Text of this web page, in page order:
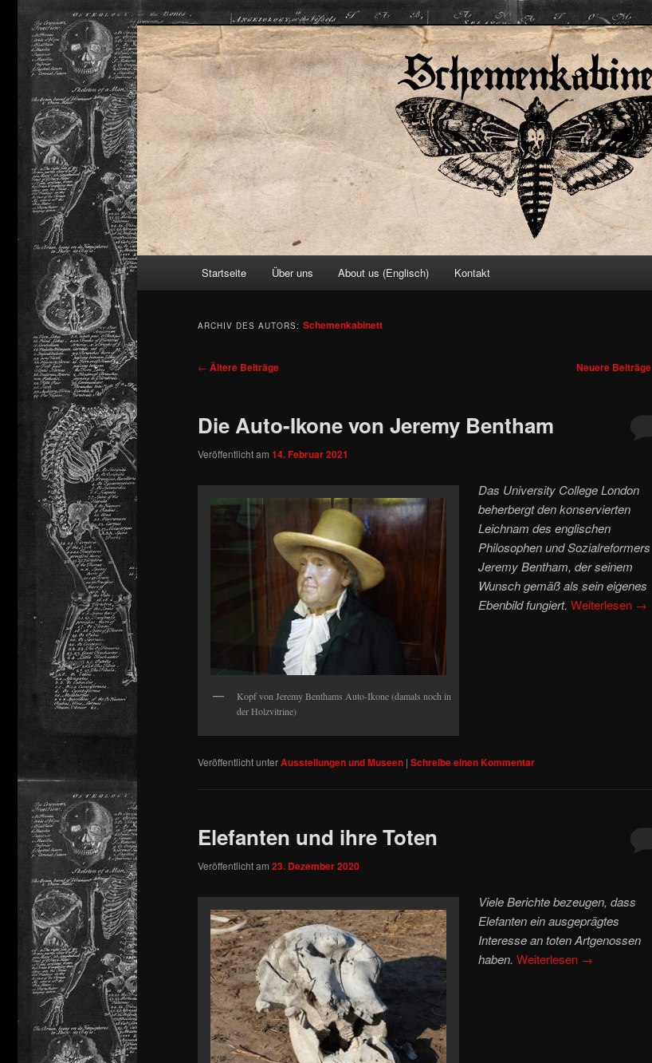
Schemenkabinett
Zum
Zum
Startseite Über uns About us (Englisch) Kontakt
ARCHIV DES AUTORS: Schemenkabinett
Beitragsnavigation
← Ältere Beiträge Neuere Beiträge
Die Auto-Ikone von Jeremy Bentham
Veröffentlicht am 14. Februar 2021
Kopf von Jeremy Benthams Auto-Ikone (damals noch in
der Holzvitrine)
Das University College London
beherbergt den konservierten
Leichnam des englischen
Philosophen und Sozialreformers
Jeremy Bentham, der seinem
Wunsch gemäß als sein eigenes
Ebenbild fungiert. Weiterlesen →
Veröffentlicht unterAusstellungen und Museen | Schreibe einen Kommentar
Elefanten und ihre Toten
Veröffentlicht am 23. Dezember 2020
Viele Berichte bezeugen, dass
Elefanten ein ausgeprägtes
Interesse an toten Artgenossen
haben. Weiterlesen →